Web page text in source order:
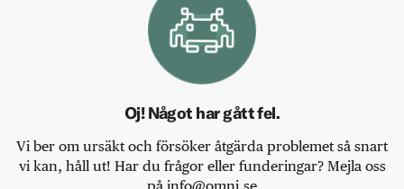
Oj! Något har gått fel.
Vi ber om ursäkt och försöker åtgärda problemet så snart
vi kan, håll ut! Har du frågor eller funderingar? Mejla oss